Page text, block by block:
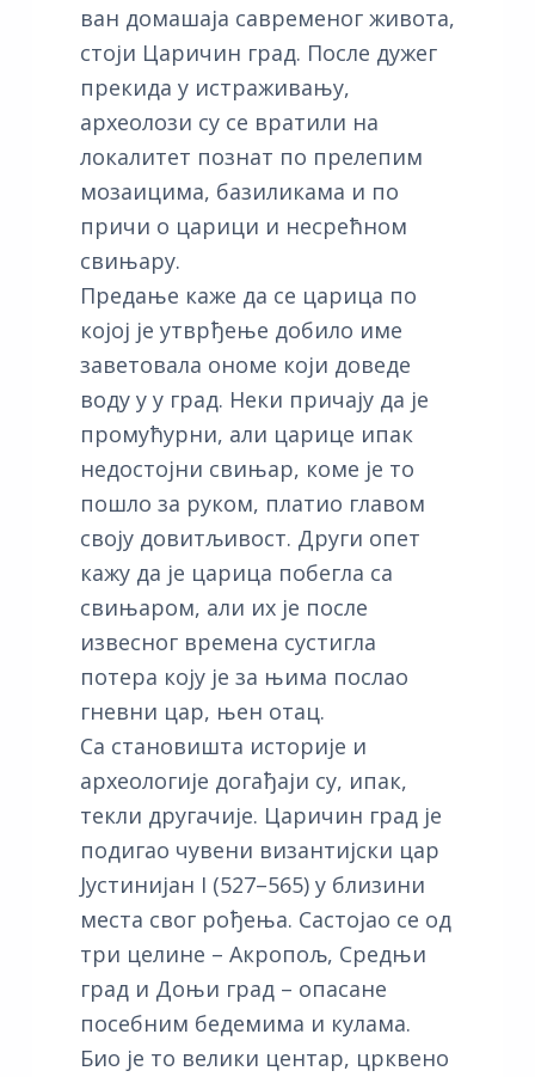
ван домашаја савременог живота,
стоји Царичин град. После дужег
прекида у истраживању,
археолози су се вратили на
локалитет познат по прелепим
мозаицима, базиликама и по
причи о царици и несрећном
свињару.
Предање каже да се царица по
којој је утврђење добило име
заветовала ономе који доведе
воду у у град. Неки причају да је
промућурни, али царице ипак
недостојни свињар, коме је то
пошло за руком, платио главом
своју довитљивост. Други опет
кажу да је царица побегла са
свињаром, али их је после
извесног времена сустигла
потера коју је за њима послао
гневни цар, њен отац.
Са становишта историје и
археологије догађаји су, ипак,
текли другачије. Царичин град је
подигао чувени византијски цар
Јустинијан I (527–565) у близини
места свог рођења. Састојао се од
три целине – Акропољ, Средњи
град и Доњи град – опасане
посебним бедемима и кулама.
Био је то велики центар, црквено